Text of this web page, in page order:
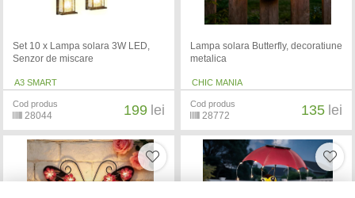
Set 10 x Lampa solara 3W LED,
Senzor de miscare
A3 SMART
Cod produs
28044 199 lei
Lampa solara Butterfly, decoratiune
metalica
CHIC MANIA
Cod produs
28772 135 lei